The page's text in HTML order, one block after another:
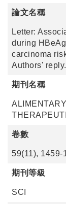
論文名稱
Letter:
during
carcinoma
Authors' reply.
期刊名稱
卷數
59(11), 1459-
期刊等級
SCI